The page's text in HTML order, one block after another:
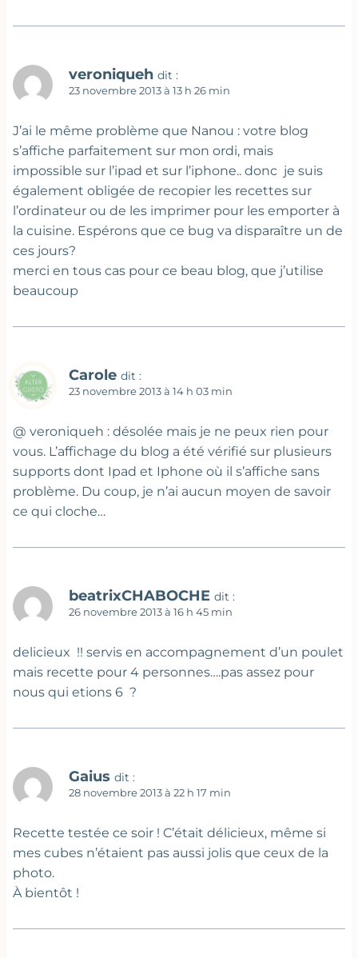
veroniqueh dit :
23 novembre 2013 à 13 h 26 min
J’ai le même problème que Nanou : votre blog
s’affiche parfaitement sur mon ordi, mais
impossible sur l’ipad et sur l’iphone.. donc je suis
également obligée de recopier les recettes sur
l’ordinateur ou de les imprimer pour les emporter à
la cuisine. Espérons que ce bug va disparaître un de
ces jours?
merci en tous cas pour ce beau blog, que j’utilise
beaucoup
Carole dit :
23 novembre 2013 à 14 h 03 min
@ veroniqueh : désolée mais je ne peux rien pour
vous. L’affichage du blog a été vérifié sur plusieurs
supports dont Ipad et Iphone où il s’affiche sans
problème. Du coup, je n’ai aucun moyen de savoir
ce qui cloche…
beatrixCHABOCHE dit :
26 novembre 2013 à 16 h 45 min
delicieux !! servis en accompagnement d’un poulet
mais recette pour 4 personnes….pas assez pour
nous qui etions 6 ?
Gaius dit :
28 novembre 2013 à 22 h 17 min
Recette testée ce soir ! C’était délicieux, même si
mes cubes n’étaient pas aussi jolis que ceux de la
photo.
À bientôt !